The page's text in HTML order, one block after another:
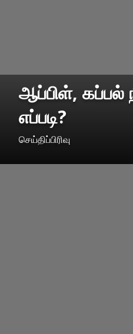
ஆப்பிள், கப்பல்
எப்படி?
செய்திப்பிரிவு